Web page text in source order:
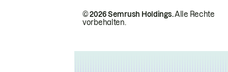
© 2026 Semrush Holdings.Alle Rechte
vorbehalten.